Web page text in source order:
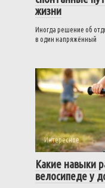
жизни
Иногда решение об
в один напряжённый
Интересное
Какие навыки
велосипеде у